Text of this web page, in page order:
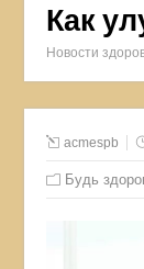
Как
Новости
acmespb
Будь